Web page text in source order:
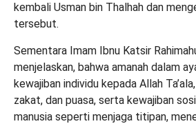
kembali Usman bin Thalhah dan
tersebut.
Sementara Imam Ibnu Katsir
menjelaskan, bahwa amanah dalam
kewajiban individu kepada Allah Ta’ala
zakat, dan puasa, serta kewajiban
manusia seperti menjaga titipan,